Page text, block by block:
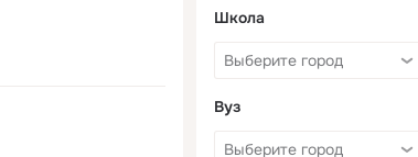
Школа
Вуз